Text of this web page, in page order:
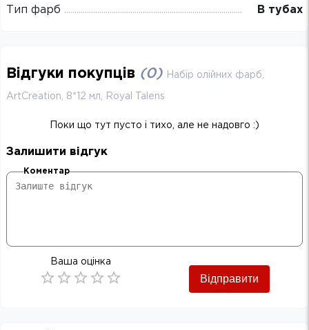
Тип фарб В тубах
Відгуки покупців (0) Набір олійних фарб,
ArtCreation, 8*12 мл, Royal Talens
Поки що тут пусто і тихо, але не надовго :)
Залишити відгук
Коментар
Ваша оцінка
Відправити